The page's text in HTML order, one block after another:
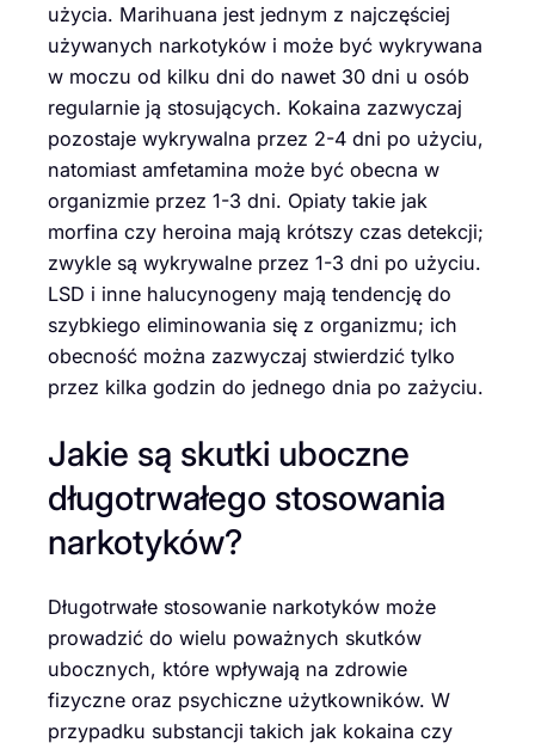
użycia. Marihuana jest jednym z najczęściej
używanych narkotyków i może być wykrywana
w moczu od kilku dni do nawet 30 dni u osób
regularnie ją stosujących. Kokaina zazwyczaj
pozostaje wykrywalna przez 2-4 dni po użyciu,
natomiast amfetamina może być obecna w
organizmie przez 1-3 dni. Opiaty takie jak
morfina czy heroina mają krótszy czas detekcji;
zwykle są wykrywalne przez 1-3 dni po użyciu.
LSD i inne halucynogeny mają tendencję do
szybkiego eliminowania się z organizmu; ich
obecność można zazwyczaj stwierdzić tylko
przez kilka godzin do jednego dnia po zażyciu.
Jakie są skutki uboczne
długotrwałego stosowania
narkotyków?
Długotrwałe stosowanie narkotyków może
prowadzić do wielu poważnych skutków
ubocznych, które wpływają na zdrowie
fizyczne oraz psychiczne użytkowników. W
przypadku substancji takich jak kokaina czy